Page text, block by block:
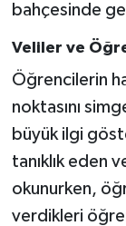
bahçesinde
Veliler ve
Öğrencilerin
noktasını
büyük ilgi
tanıklık eden
okunurken,
verdikleri